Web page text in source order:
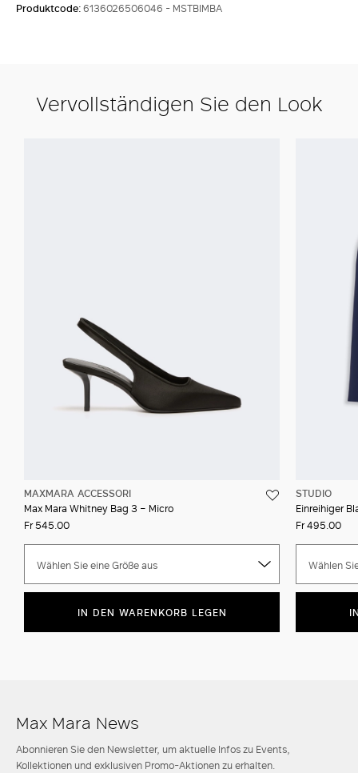
Produktcode:6136026506046 - MSTBIMBA
Vervollständigen Sie den Look
MAXMARA ACCESSORI
Max Mara Whitney Bag 3 – Micro
Fr 545.00
Wählen Sie eine Größe aus
IN DEN WARENKORB LEGEN
STUDIO
Einreihiger
Fr 495.00
Wählen
Max Mara News
Abonnieren Sie den Newsletter, um aktuelle Infos zu Events,
Kollektionen und exklusiven Promo-Aktionen zu erhalten.